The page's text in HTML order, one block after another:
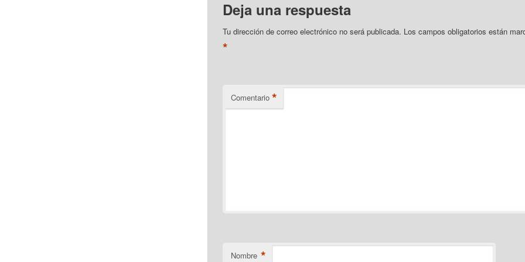
Deja una respuesta
Tu dirección de correo electrónico no será publicada. Los campos obligatorios están
*
Comentario *
Nombre *